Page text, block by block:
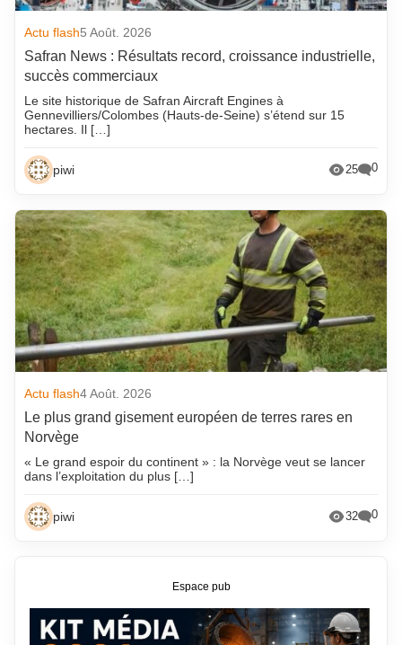
Actu flash5 Août. 2026
Safran News : Résultats record, croissance industrielle,
succès commerciaux
Le site historique de Safran Aircraft Engines à
Gennevilliers/Colombes (Hauts-de-Seine) s’étend sur 15
hectares. Il […]
piwi 25 0
Actu flash4 Août. 2026
Le plus grand gisement européen de terres rares en
Norvège
« Le grand espoir du continent » : la Norvège veut se lancer
dans l’exploitation du plus […]
piwi 32 0
Espace pub